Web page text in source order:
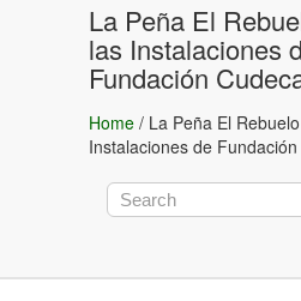
La Peña El
las Instalaciones
Fundación
Home / La Peña El
Instalaciones de